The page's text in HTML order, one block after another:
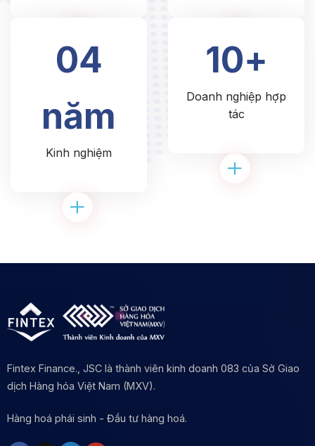
04
năm
Kinh nghiệm
10+
Doanh nghiệp hợp
tác
Fintex Finance., JSC là thành viên kinh doanh 083 của Sở Giao
dịch Hàng hóa Việt Nam (MXV).
Hàng hoá phái sinh - Đầu tư hàng hoá.